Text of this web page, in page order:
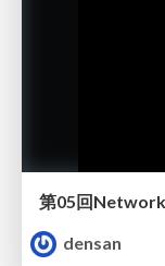
第05回
densan